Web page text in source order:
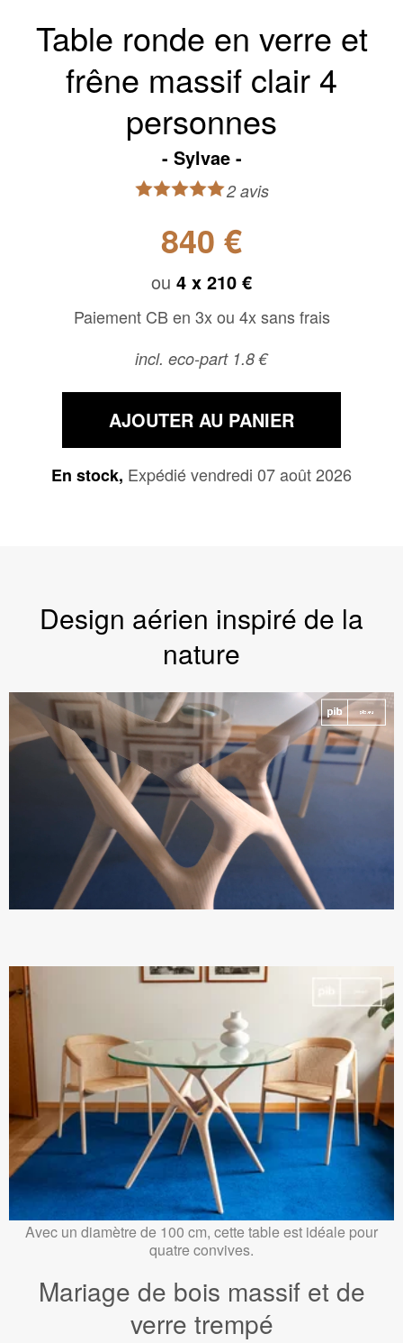
Table ronde en verre et
frêne massif clair 4
personnes
Sylvae
2 avis
840 €
ou 4 x 210 €
Paiement CB en 3x ou 4x sans frais
incl. eco-part 1.8 €
AJOUTER AU PANIER
En stock, Expédié vendredi 07 août 2026
Design aérien inspiré de la
nature
Avec un diamètre de 100 cm, cette table est idéale pour
quatre convives.
Mariage de bois massif et de
verre trempé